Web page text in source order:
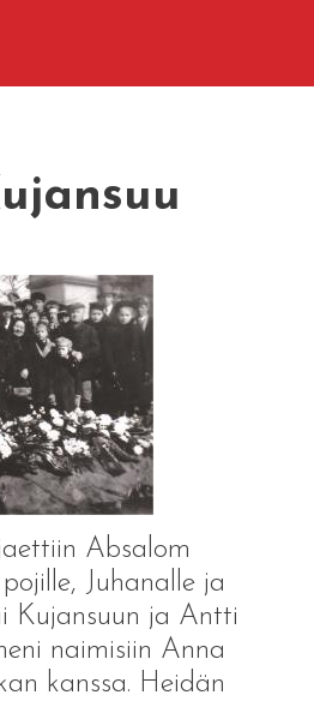
Absalom
Juhanalle ja
Kujansuun ja Antti
naimisiin Anna
kanssa. Heidän